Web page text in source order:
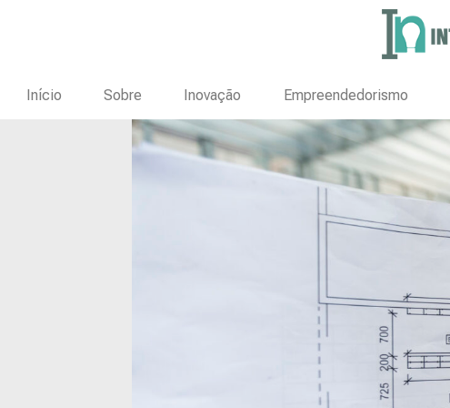
Início Sobre Inovação Empreendedorismo